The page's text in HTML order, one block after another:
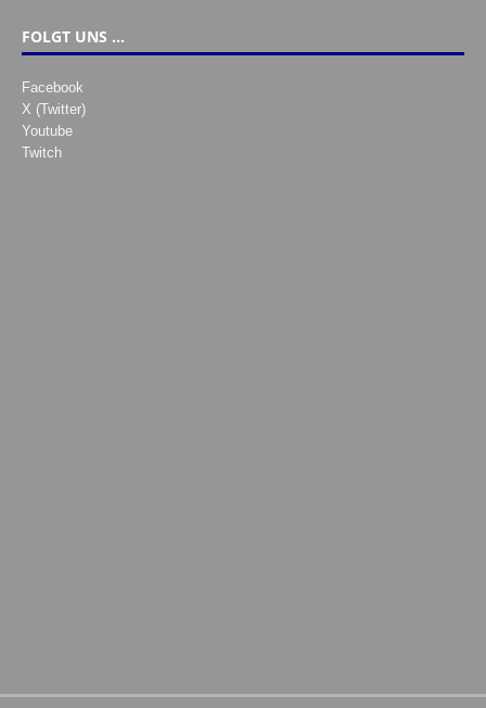
FOLGT UNS …
Facebook
X (Twitter)
Youtube
Twitch